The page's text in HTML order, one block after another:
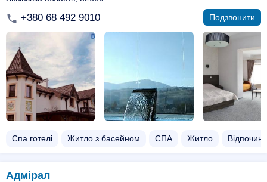
+380 68 492 9010 Подзвонити
Спа готелі Житло з басейном​ СПА Житло
Адмірал